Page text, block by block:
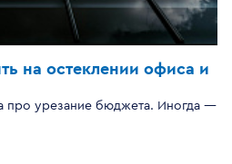
на остеклении офиса и
про урезание бюджета. Иногда —